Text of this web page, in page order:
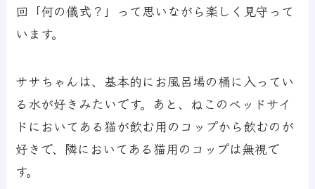
回「何の儀式？」って思いながら楽しく見守って
います。
ササちゃんは、基本的にお風呂場の桶に入ってい
る水が好きみたいです。あと、ねこのベッドサイ
ドにおいてある猫が飲む用のコップから飲むのが
好きで、隣においてある猫用のコップは無視で
す。